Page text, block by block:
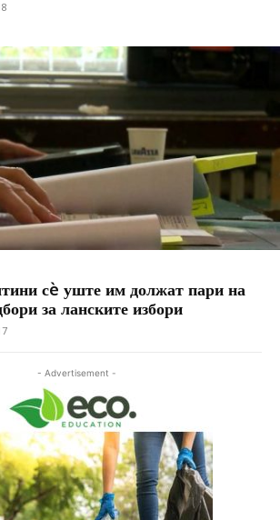
сè уште им должат пари на
за ланските избори
- Advertisement -